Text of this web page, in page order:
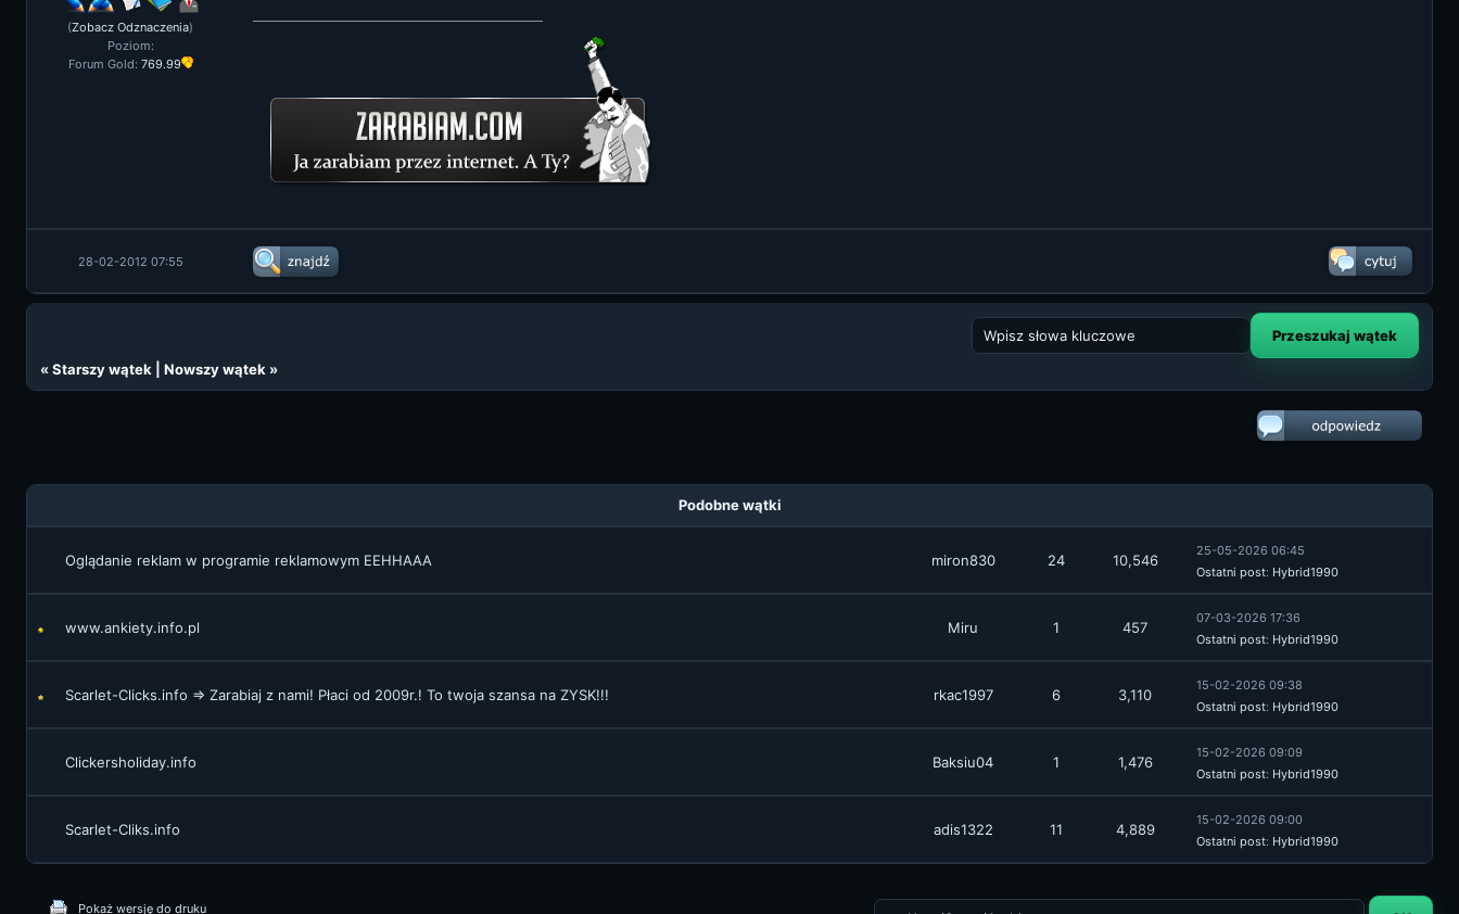
(Zobacz Odznaczenia)
Poziom:
Forum Gold: 769.99
28-02-2012 07:55
«Starszy wątek Nowszy wątek »
Podobne wątki
Oglądanie reklam w programie reklamowym EEHHAAA miron830 24 10,546
25-05-2026 06:45
Ostatni post: Hybrid1990
www.ankiety.info.pl Miru 1 457
07-03-2026 17:36
Ostatni post: Hybrid1990
Scarlet-Clicks.info => Zarabiaj z nami! Płaci od 2009r.! To twoja szansa na ZYSK!!! rkac1997 6 3,110
15-02-2026 09:38
Ostatni post: Hybrid1990
Clickersholiday.info Baksiu04 1 1,476
15-02-2026 09:09
Ostatni post: Hybrid1990
Scarlet-Cliks.info adis1322 11 4,889
15-02-2026 09:00
Ostatni post: Hybrid1990
Pokaż wersję do druku